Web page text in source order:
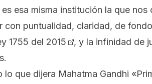
esa misma institución la que nos
con puntualidad, claridad, de
1755 del 2015
, y la infinidad de
que dijera Mahatma Gandhi